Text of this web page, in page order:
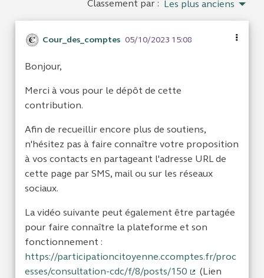
Classement par : Les plus anciens
Cour_des_comptes 05/10/2023 15:08
Bonjour,
Merci à vous pour le dépôt de cette
contribution.
Afin de recueillir encore plus de soutiens,
n'hésitez pas à faire connaître votre proposition
à vos contacts en partageant l'adresse URL de
cette page par SMS, mail ou sur les réseaux
sociaux.
La vidéo suivante peut également être partagée
pour faire connaître la plateforme et son
fonctionnement :
https://participationcitoyenne.ccomptes.fr/proc
esses/consultation-cdc/f/8/posts/150
(Lien